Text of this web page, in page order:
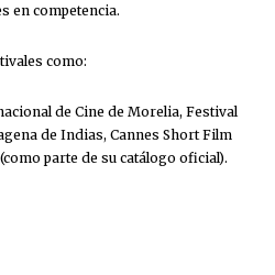
en competencia.
como:
de Cine de Morelia, Festival
de Indias, Cannes Short Film
parte de su catálogo oficial).